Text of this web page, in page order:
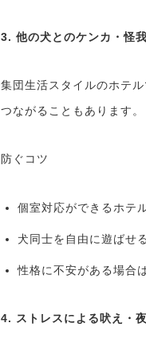
3. 他の犬とのケンカ・怪我
集団生活スタイルのホテ
つながることもあります。
防ぐコツ
個室対応ができるホテ
犬同士を自由に遊ばせ
性格に不安がある場合
4. ストレスによる吠え・